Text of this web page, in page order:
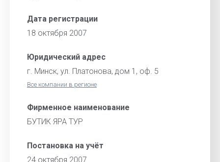
Дата регистрации
18 октября 2007
Юридический адрес
г. Минск, ул. Платонова, дом 1, оф. 5
Все компании в регионе
Фирменное наименование
БУТИК ЯРА ТУР
Постановка на учёт
24 октября 2007